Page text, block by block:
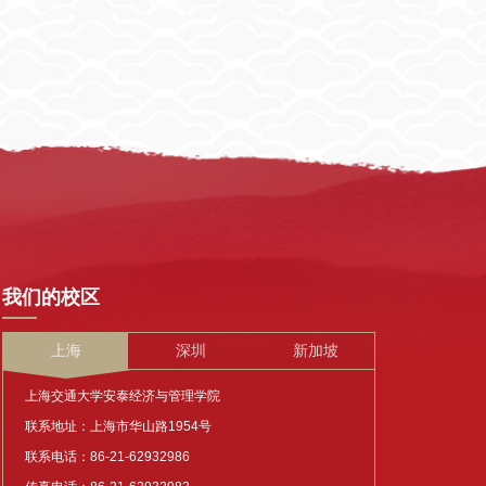
我们的校区
上海 深圳 新加坡
上海交通大学安泰经济与管理学院
联系地址：上海市华山路1954号
联系电话：86-21-62932986